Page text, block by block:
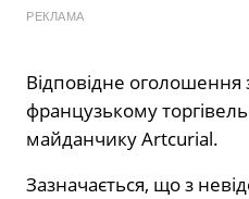
РЕКЛАМА
Відповідне оголошення
французькому
майданчику Artcurial.
Зазначається, що з